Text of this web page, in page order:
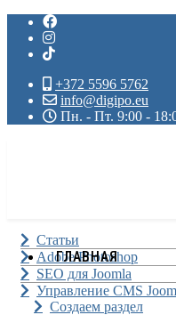
+372 5596 5762
info@digipo.eu
Пн. - Пт. 9:00 -
ГЛАВНАЯ
Статьи
Adobe Photoshop
SEO для Joomla
Управление CMS
Создаем раздел